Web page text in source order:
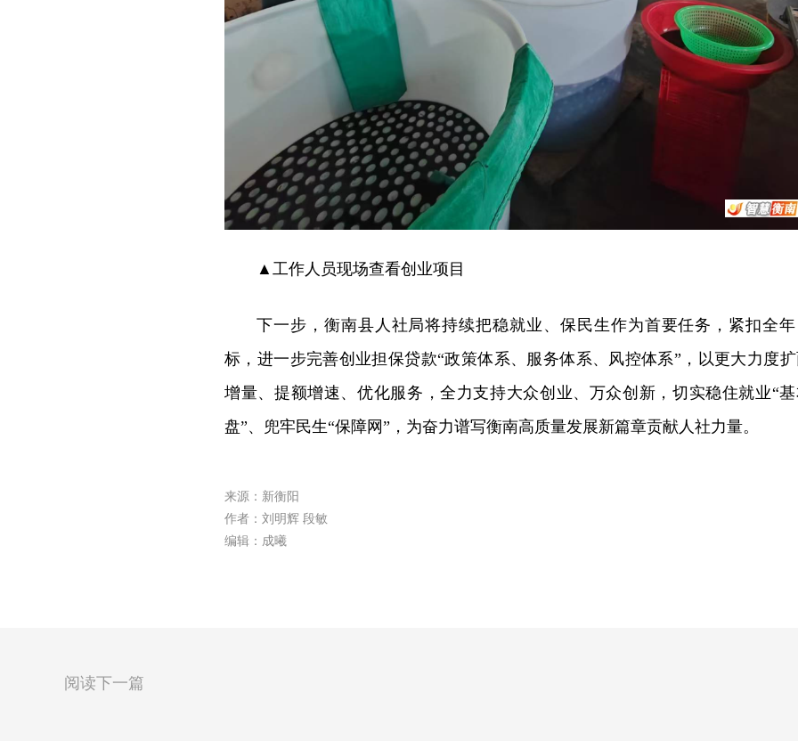
▲工作人员现场查看创业项目
下一步，衡南县人社局将持续把稳就业、保民生作为首要任务，紧扣全
标，进一步完善创业担保贷款“政策体系、服务体系、风控体系”，以更大力度
增量、提额增速、优化服务，全力支持大众创业、万众创新，切实稳住就业“
盘”、兜牢民生“保障网”，为奋力谱写衡南高质量发展新篇章贡献人社力量。
来源：新衡阳
作者：刘明辉 段敏
编辑：成曦
阅读下一篇